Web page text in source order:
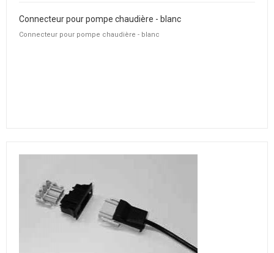
Connecteur pour pompe chaudière - blanc
Connecteur pour pompe chaudière - blanc